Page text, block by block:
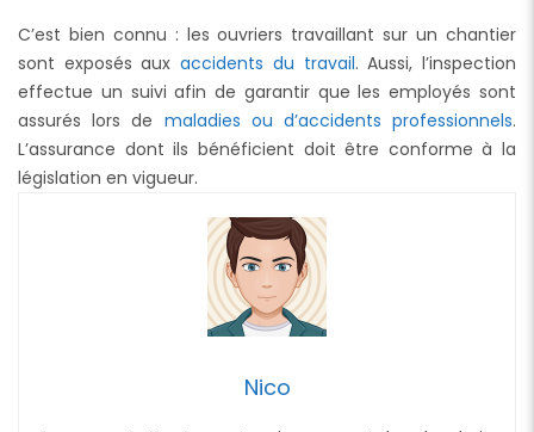
C’est bien connu : les ouvriers travaillant sur un chantier
sont exposés auxaccidents du travail. Aussi, l’inspection
effectue un suivi afin de garantir que les employés sont
assurés lors de maladies ou d’accidents professionnels.
L’assurance dont ils bénéficient doit être conforme à la
législation en vigueur.
Nico